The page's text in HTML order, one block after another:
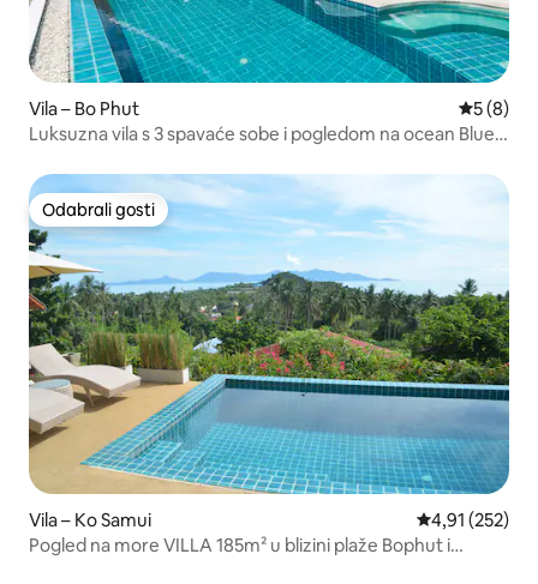
Vila – Bo Phut
5 (8)
Luksuzna vila s 3 spavaće sobe i pogledom na ocean Blue
Odabrali gosti
Odabrali gosti
Vila – Ko Samui Prosječna
4,91 (252)
Pogled na more VILLA 185m² u blizini plaže Bophut i